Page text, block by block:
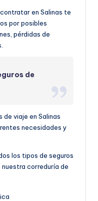
en Salinas te
por posibles
pérdidas de
de
viaje en Salinas
necesidades y
los tipos de seguros
correduría de